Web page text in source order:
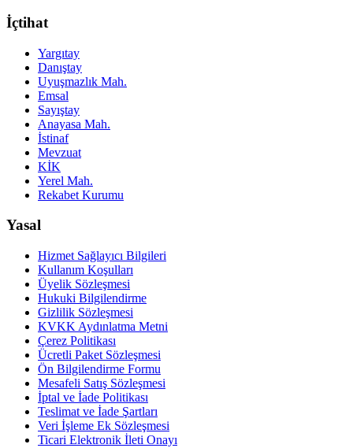
İçtihat
Yargıtay
Danıştay
Uyuşmazlık Mah.
Emsal
Sayıştay
Anayasa Mah.
İstinaf
Mevzuat
KİK
Yerel Mah.
Rekabet Kurumu
Yasal
Hizmet Sağlayıcı Bilgileri
Kullanım Koşulları
Üyelik Sözleşmesi
Hukuki Bilgilendirme
Gizlilik Sözleşmesi
KVKK Aydınlatma Metni
Çerez Politikası
Ücretli Paket Sözleşmesi
Ön Bilgilendirme Formu
Mesafeli Satış Sözleşmesi
İptal ve İade Politikası
Teslimat ve İade Şartları
Veri İşleme Ek Sözleşmesi
Ticari Elektronik İleti Onayı